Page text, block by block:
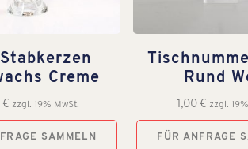
Stabkerzen
Creme
€ zzgl. 19% MwSt.
SAMMELN
Rund
1,00 € zzgl.
FÜR ANFRAGE